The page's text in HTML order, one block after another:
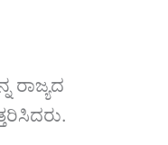
ರಾಜ್ಯದ